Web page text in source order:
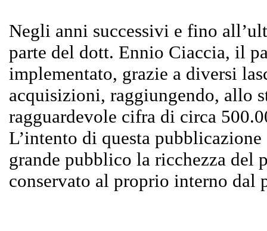
Negli anni successivi e fino
parte del dott. Ennio Ciaccia, il
implementato, grazie a diversi
acquisizioni, raggiungendo, allo
ragguardevole cifra di circa
L’intento di questa
grande pubblico la ricchezza del
conservato al proprio interno dal